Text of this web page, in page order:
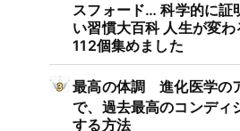
スフォード… 科学的に証
い習慣大百科 人生が変わ
112個集めました
最高の体調 進化医学の
で、過去最高のコンディ
する方法